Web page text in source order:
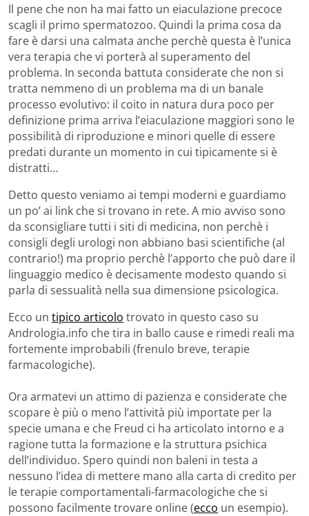
Il pene che non ha mai fatto un eiaculazione precoce
scagli il primo spermatozoo. Quindi la prima cosa da
fare è darsi una calmata anche perchè questa è l’unica
vera terapia che vi porterà al superamento del
problema. In seconda battuta considerate che non si
tratta nemmeno di un problema ma di un banale
processo evolutivo: il coito in natura dura poco per
definizione prima arriva l’eiaculazione maggiori sono le
possibilità di riproduzione e minori quelle di essere
predati durante un momento in cui tipicamente si è
distratti…
Detto questo veniamo ai tempi moderni e guardiamo
un po’ ai link che si trovano in rete. A mio avviso sono
da sconsigliare tutti i siti di medicina, non perchè i
consigli degli urologi non abbiano basi scientifiche (al
contrario!) ma proprio perchè l’apporto che può dare il
linguaggio medico è decisamente modesto quando si
parla di sessualità nella sua dimensione psicologica.
Ecco un tipico articolo trovato in questo caso su
Andrologia.info che tira in ballo cause e rimedi reali ma
fortemente improbabili (frenulo breve, terapie
farmacologiche).
Ora armatevi un attimo di pazienza e considerate che
scopare è più o meno l’attività più importate per la
specie umana e che Freud ci ha articolato intorno e a
ragione tutta la formazione e la struttura psichica
dell’individuo. Spero quindi non baleni in testa a
nessuno l’idea di mettere mano alla carta di credito per
le terapie comportamentali-farmacologiche che si
possono facilmente trovare online (ecco un esempio).